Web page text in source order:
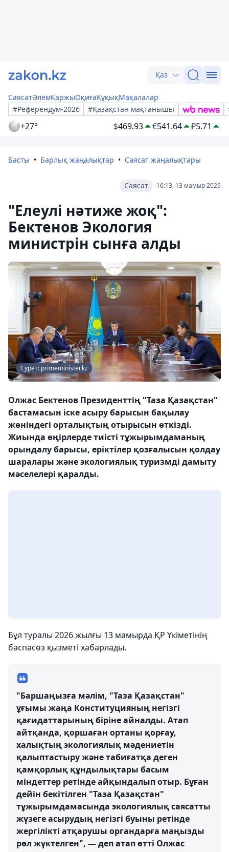
Қаз
СаясатӘлемҚаржыОқиғаҚұқықМақалалар
#Референдум-2026
#Қазақстан мақтанышы
+27° $469.93 €541.64 ₽5.71
Басты Барлық жаңалықтар Саясат жаңалықтары
16:13, 13 мамыр 2026
Саясат
"Елеулі нәтиже жоқ":
Бектенов Экология
министрін сынға алды
Сурет: primeminister.kz
Олжас Бектенов Президенттің "Таза Қазақстан"
бастамасын іске асыру барысын бақылау
жөніндегі орталықтың отырысын өткізді.
Жиында өңірлерде тиісті тұжырымдаманың
орындалу барысы, еріктілер қозғалысын қолдау
шаралары және экологиялық туризмді дамыту
мәселелері қаралды.
Бұл туралы 2026 жылғы 13 мамырда ҚР Үкіметінің
баспасөз қызметі хабарлады.
"Баршаңызға мәлім, "Таза Қазақстан"
ұғымы жаңа Конституцияның негізгі
қағидаттарының біріне айналды. Атап
айтқанда, қоршаған ортаны қорғау,
халықтың экологиялық мәдениетін
қалыптастыру және табиғатқа деген
қамқорлық құндылықтары басым
міндеттер ретінде айқындалып отыр. Бұған
дейін бекітілген "Таза Қазақстан"
тұжырымдамасында экологиялық саясатты
жүзеге асырудың негізгі буыны ретінде
жергілікті атқарушы органдарға маңызды
рөл жүктелген", — деп атап өтті Олжас